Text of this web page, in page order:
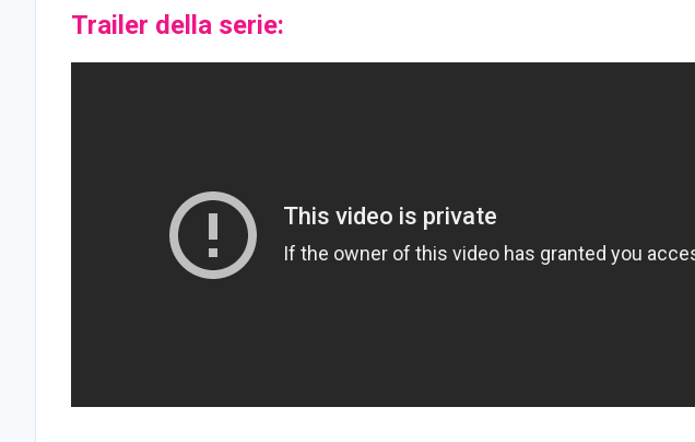
Trailer della serie: